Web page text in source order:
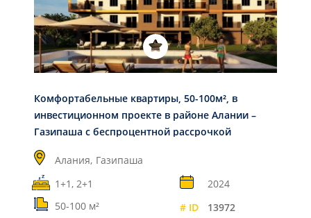
Комфортабельные квартиры, 50-100м², в
инвестиционном проекте в районе Алании –
Газипаша с беспроцентной рассрочкой
Алания, Газипаша
1+1, 2+1
2024
50-100 м²
# ID 13972